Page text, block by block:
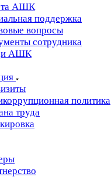
АШК
поддержка
вопросы
сотрудника
АШК
политика
труда